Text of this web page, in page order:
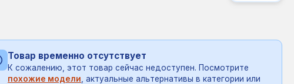
Товар временно отсутствует
К сожалению, этот товар сейчас недоступен. Посмотрите
похожие модели , актуальные альтернативы в категории или